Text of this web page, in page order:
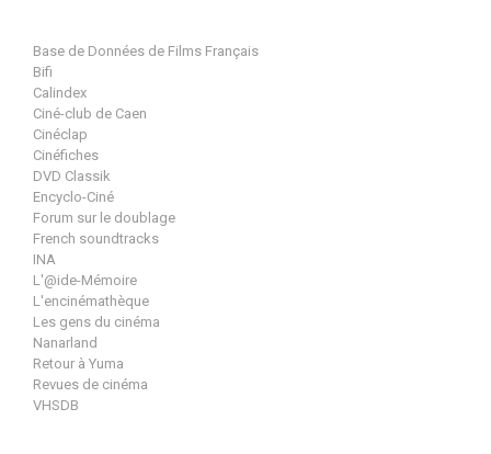
Base de Données de Films Français
Bifi
Calindex
Ciné-club de Caen
Cinéclap
Cinéfiches
DVD Classik
Encyclo-Ciné
Forum sur le doublage
French soundtracks
INA
L'@ide-Mémoire
L'encinémathèque
Les gens du cinéma
Nanarland
Retour à Yuma
Revues de cinéma
VHSDB